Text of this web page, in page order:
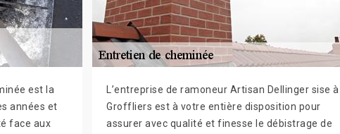
est la
années et
face aux
L’entreprise de ramoneur Artisan Dellinger sise à
Groffliers est à votre entière disposition pour
assurer avec qualité et finesse le débistrage de